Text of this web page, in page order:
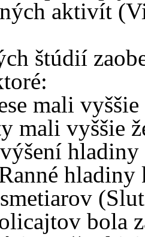
aktivít
štúdií
mali
mali vyššie
hladiny
bola